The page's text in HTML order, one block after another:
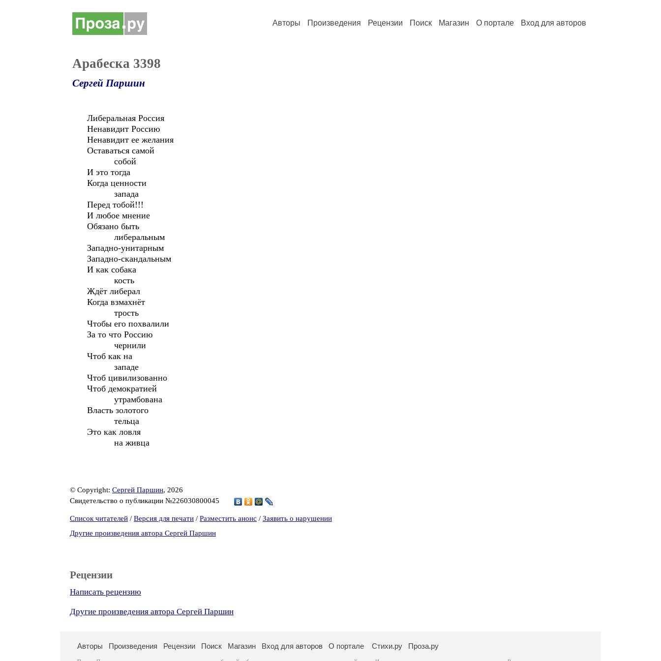
Авторы Произведения Рецензии Поиск Магазин О портале Вход для авторов
Арабеска 3398
Сергей Паршин
Либеральная Россия
Ненавидит Россию
Ненавидит ее желания
Оставаться самой
собой
И это тогда
Когда ценности
запада
Перед тобой!!!
И любое мнение
Обязано быть
либеральным
Западно-унитарным
Западно-скандальным
И как собака
кость
Ждёт либерал
Когда взмахнёт
трость
Чтобы его похвалили
За то что Россию
чернили
Чтоб как на
западе
Чтоб цивилизованно
Чтоб демократией
утрамбована
Власть золотого
тельца
Это как ловля
на живца
© Copyright: Сергей Паршин, 2026
Свидетельство о публикации №226030800045
Список читателей / Версия для печати / Разместить анонс / Заявить о нарушении
Другие произведения автора Сергей Паршин
Рецензии
Написать рецензию
Другие произведения автора Сергей Паршин
Авторы Произведения Рецензии Поиск Магазин Вход для авторов О портале Стихи.ру Проза.ру